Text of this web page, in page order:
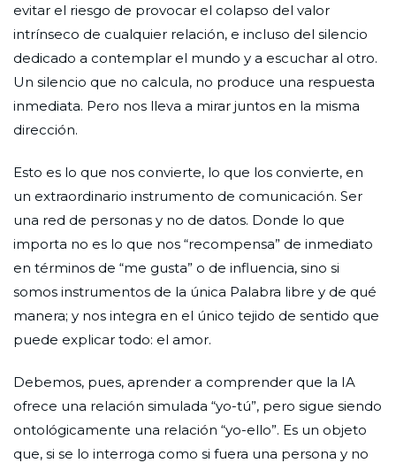
evitar el riesgo de provocar el colapso del valor
intrínseco de cualquier relación, e incluso del silencio
dedicado a contemplar el mundo y a escuchar al otro.
Un silencio que no calcula, no produce una respuesta
inmediata. Pero nos lleva a mirar juntos en la misma
dirección.
Esto es lo que nos convierte, lo que los convierte, en
un extraordinario instrumento de comunicación. Ser
una red de personas y no de datos. Donde lo que
importa no es lo que nos “recompensa” de inmediato
en términos de “me gusta” o de influencia, sino si
somos instrumentos de la única Palabra libre y de qué
manera; y nos integra en el único tejido de sentido que
puede explicar todo: el amor.
Debemos, pues, aprender a comprender que la IA
ofrece una relación simulada “yo-tú”, pero sigue siendo
ontológicamente una relación “yo-ello”. Es un objeto
que, si se lo interroga como si fuera una persona y no